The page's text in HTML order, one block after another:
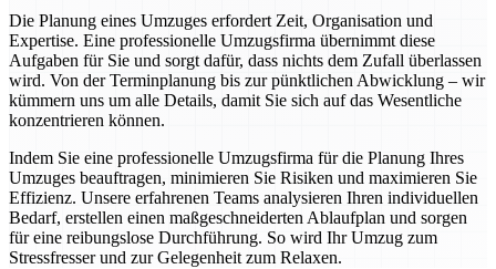
Die Planung eines Umzuges erfordert Zeit, Organisation und
Expertise. Eine professionelle Umzugsfirma übernimmt diese
Aufgaben für Sie und sorgt dafür, dass nichts dem Zufall überlassen
wird. Von der Terminplanung bis zur pünktlichen Abwicklung – wir
kümmern uns um alle Details, damit Sie sich auf das Wesentliche
konzentrieren können.
Indem Sie eine professionelle Umzugsfirma für die Planung Ihres
Umzuges beauftragen, minimieren Sie Risiken und maximieren Sie
Effizienz. Unsere erfahrenen Teams analysieren Ihren individuellen
Bedarf, erstellen einen maßgeschneiderten Ablaufplan und sorgen
für eine reibungslose Durchführung. So wird Ihr Umzug zum
Stressfresser und zur Gelegenheit zum Relaxen.